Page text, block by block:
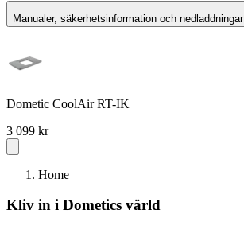
Manualer, säkerhetsinformation och nedladdningar
Dometic CoolAir RT-IK
3 099 kr
Home
Kliv in i Dometics värld